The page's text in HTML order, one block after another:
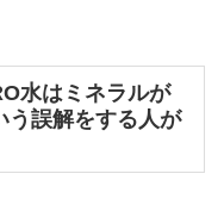
水はミネラルが
う誤解をする人が